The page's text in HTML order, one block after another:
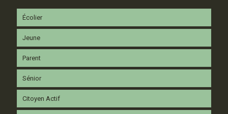
Écolier
Jeune
Parent
Sénior
Citoyen Actif